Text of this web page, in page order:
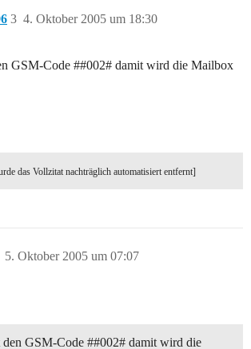
4. Oktober 2005 um 18:30
3
GSM-Code ##002# damit wird die Mailbox
das Vollzitat nachträglich automatisiert entfernt]
5. Oktober 2005 um 07:07
GSM-Code ##002# damit wird die